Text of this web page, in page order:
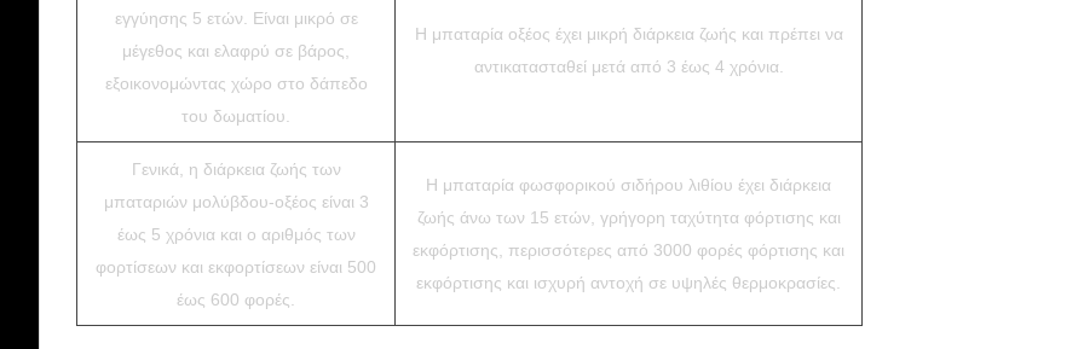
εγγύησης 5 ετών. Είναι μικρό σε
μέγεθος και ελαφρύ σε βάρος,
εξοικονομώντας χώρο στο δάπεδο
του δωματίου.
Η μπαταρία οξέος έχει μικρή διάρκεια ζωής και πρέπει να
αντικατασταθεί μετά από 3 έως 4 χρόνια.
Γενικά, η διάρκεια ζωής των
μπαταριών μολύβδου-οξέος είναι 3
έως 5 χρόνια και ο αριθμός των
φορτίσεων και εκφορτίσεων είναι 500
έως 600 φορές.
Η μπαταρία φωσφορικού σιδήρου λιθίου έχει διάρκεια
ζωής άνω των 15 ετών, γρήγορη ταχύτητα φόρτισης και
εκφόρτισης, περισσότερες από 3000 φορές φόρτισης και
εκφόρτισης και ισχυρή αντοχή σε υψηλές θερμοκρασίες.